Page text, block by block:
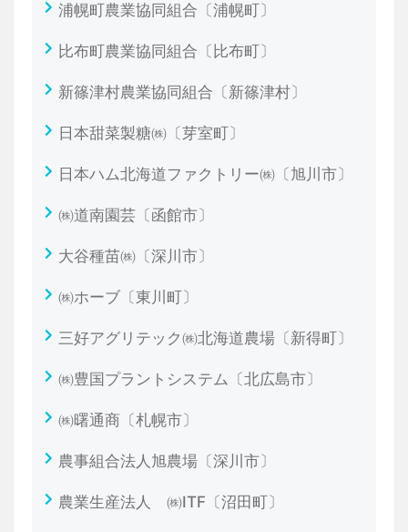
浦幌町農業協同組合〔浦幌町〕
比布町農業協同組合〔比布町〕
新篠津村農業協同組合〔新篠津村〕
日本甜菜製糖㈱〔芽室町〕
日本ハム北海道ファクトリー㈱〔旭川市〕
㈱道南園芸〔函館市〕
大谷種苗㈱〔深川市〕
㈱ホーブ〔東川町〕
三好アグリテック㈱北海道農場〔新得町〕
㈱豊国プラントシステム〔北広島市〕
㈱曙通商〔札幌市〕
農事組合法人旭農場〔深川市〕
農業生産法人 ㈱ITF〔沼田町〕